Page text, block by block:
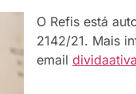
O Refis está
2142/21. Mais
email